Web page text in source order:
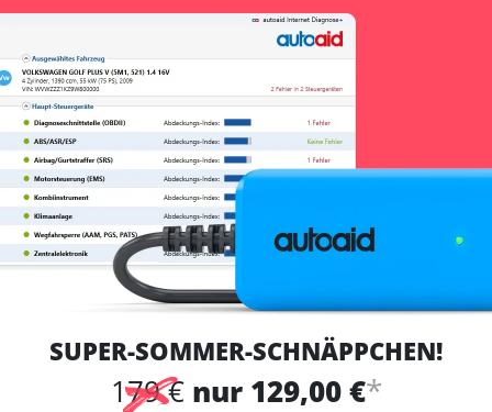
SUPER-SOMMER-SCHNÄPPCHEN!
179 € nur 129,00 €*